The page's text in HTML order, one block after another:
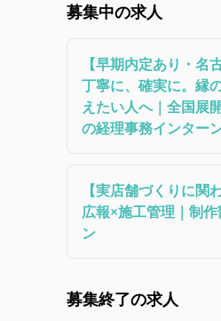
募集中の求人
【早期内定あり・名
丁寧に、確実に。縁
えたい人へ｜全国展
の経理事務インター
【実店舗づくりに関
広報×施工管理｜制
ン
募集終了の求人